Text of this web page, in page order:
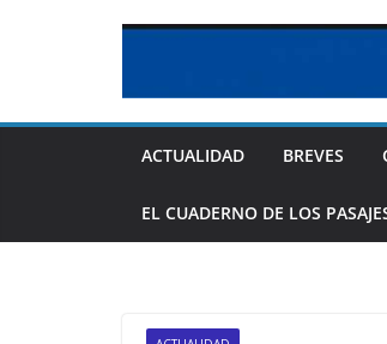
ACTUALIDAD BREVES
EL CUADERNO DE LOS